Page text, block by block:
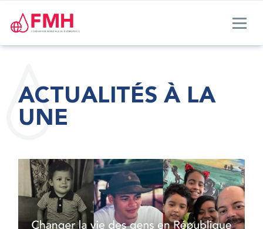
ACTUALITÉS À LA
UNE